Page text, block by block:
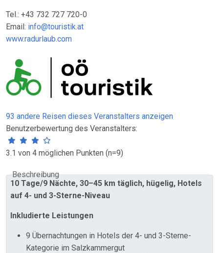
Tel.: +43 732 727 720-0
Email: info@touristik.at
www.radurlaub.com
93 andere Reisen dieses Veranstalters anzeigen
Benutzerbewertung des Veranstalters:
3.1 von 4 möglichen Punkten (n=9)
Beschreibung
10 Tage/9 Nächte, 30–45 km täglich, hügelig, Hotels
auf 4- und 3-Sterne-Niveau
Inkludierte Leistungen
9 Übernachtungen in Hotels der 4- und 3-Sterne-
Kategorie im Salzkammergut